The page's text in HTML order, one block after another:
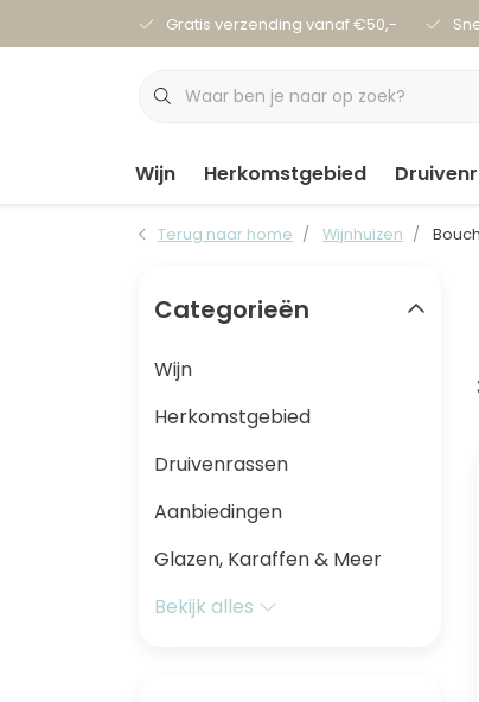
Gratis verzending vanaf €50,-
Wijn Herkomstgebied
Terug naar home Wijnhuizen
Categorieën
Wijn
Herkomstgebied
Druivenrassen
Aanbiedingen
Glazen, Karaffen & Meer
Bekijk alles